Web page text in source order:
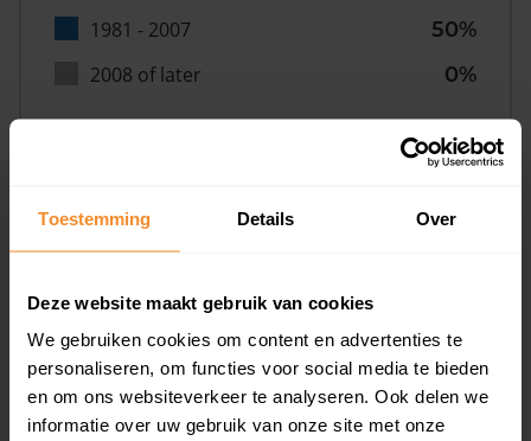
Toestemming Details Over
Deze website maakt gebruik van cookies
We gebruiken cookies om content en advertenties te
personaliseren, om functies voor social media te bieden
en om ons websiteverkeer te analyseren. Ook delen we
informatie over uw gebruik van onze site met onze
1981 - 2007
50%
2008 of later
0%
Inwoners
Type huishoudens